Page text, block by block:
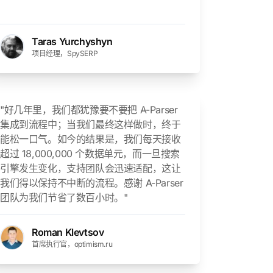
Taras Yurchyshyn
项目经理，SpySERP
"好几年里，我们都犹豫要不要把 A-Parser
集成到流程中；当我们最终这样做时，终于
能松一口气。如今的结果是，我们每天接收
超过 18,000,000 个数据单元，而一旦搜索
引擎发生变化，支持团队会迅速适配，这让
我们得以保持不中断的流程。感谢 A-Parser
团队为我们节省了数百小时。"
Roman Klevtsov
首席执行官，optimism.ru